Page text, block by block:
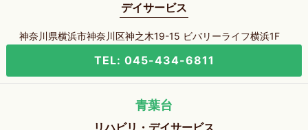
デイサービス
神奈川県横浜市神奈川区神之木19-15 ビバリーライフ横浜1F
TEL: 045-434-6811
青葉台